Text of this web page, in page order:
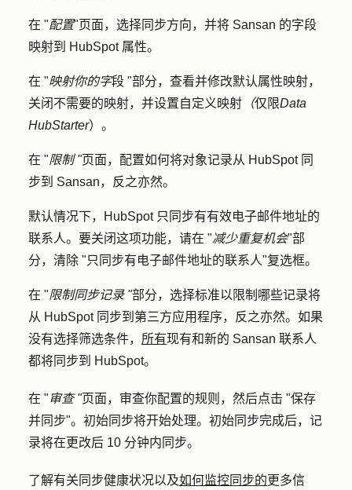
在 "配置"页面，选择同步方向，并将 Sansan 的字段
映射到 HubSpot 属性。
在 "映射你的字段 "部分，查看并修改默认属性映射，
关闭不需要的映射，并设置自定义映射 （仅限Data
HubStarter）。
在 "限制 "页面，配置如何将对象记录从 HubSpot 同
步到 Sansan，反之亦然。
默认情况下，HubSpot 只同步有有效电子邮件地址的
联系人。要关闭这项功能，请在 "减少重复机会"部
分，清除 "只同步有电子邮件地址的联系人"复选框。
在 "限制同步记录 "部分，选择标准以限制哪些记录将
从 HubSpot 同步到第三方应用程序，反之亦然。如果
没有选择筛选条件， 所有现有和新的 Sansan 联系人
都将同步到 HubSpot。
在 "审查 "页面，审查你配置的规则，然后点击 "保存
并同步"。初始同步将开始处理。初始同步完成后，记
录将在更改后 10 分钟内同步。
了解有关同步健康状况以及如何监控同步的更多信